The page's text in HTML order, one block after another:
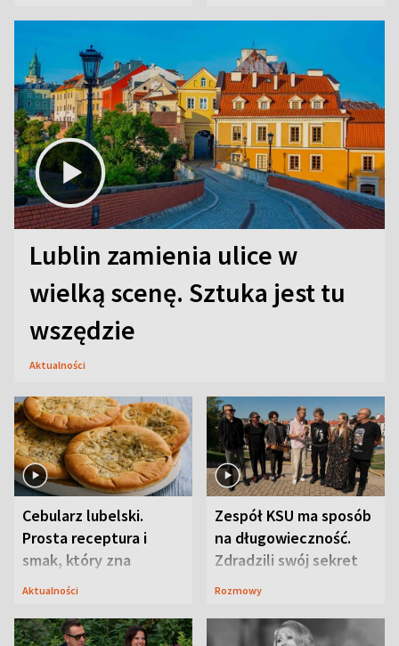
Lublin zamienia ulice w
wielką scenę. Sztuka jest tu
wszędzie
Aktualności
Cebularz lubelski.
Prosta receptura i
smak, który zna
Lubelszczyzna
Aktualności
Zespół KSU ma sposób
na długowieczność.
Zdradzili swój sekret
Rozmowy